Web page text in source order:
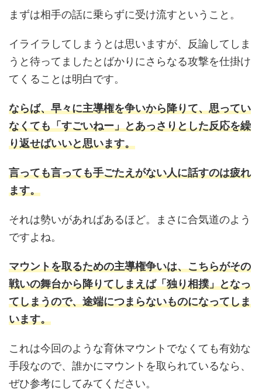
まずは相手の話に乗らずに受け流すということ。
イライラしてしまうとは思いますが、反論してしま
うと待ってましたとばかりにさらなる攻撃を仕掛け
てくることは明白です。
ならば、早々に主導権を争いから降りて、思ってい
なくても「すごいねー」とあっさりとした反応を繰
り返せばいいと思います。
言っても言っても手ごたえがない人に話すのは疲れ
ます。
それは勢いがあればあるほど。まさに合気道のよう
ですよね。
マウントを取るための主導権争いは、こちらがその
戦いの舞台から降りてしまえば「独り相撲」となっ
てしまうので、途端につまらないものになってしま
います。
これは今回のような育休マウントでなくても有効な
手段なので、誰かにマウントを取られているなら、
ぜひ参考にしてみてください。